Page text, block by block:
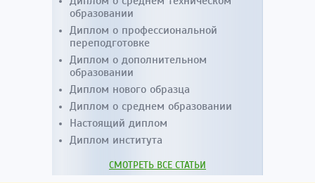
образовании
Диплом о профессиональной
переподготовке
Диплом о дополнительном
образовании
Диплом нового образца
Диплом о среднем образовании
Настоящий диплом
Диплом института
СМОТРЕТЬ ВСЕ СТАТЬИ